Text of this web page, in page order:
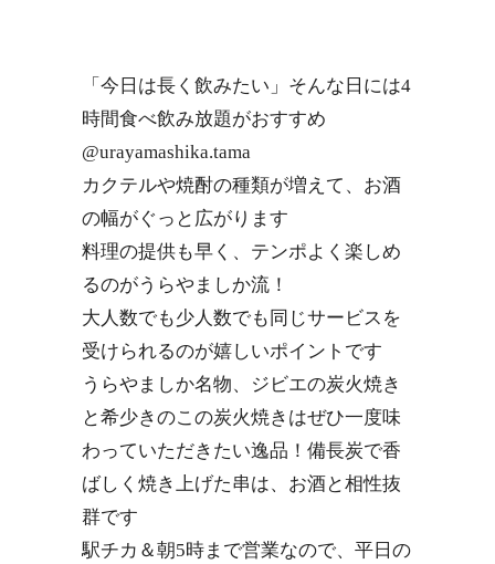
「今日は長く飲みたい」そんな日には4
時間食べ飲み放題がおすすめ
@urayamashika.tama
カクテルや焼酎の種類が増えて、お酒
の幅がぐっと広がります
料理の提供も早く、テンポよく楽しめ
るのがうらやましか流！
大人数でも少人数でも同じサービスを
受けられるのが嬉しいポイントです
うらやましか名物、ジビエの炭火焼き
と希少きのこの炭火焼きはぜひ一度味
わっていただきたい逸品！備長炭で香
ばしく焼き上げた串は、お酒と相性抜
群です
駅チカ＆朝5時まで営業なので、平日の